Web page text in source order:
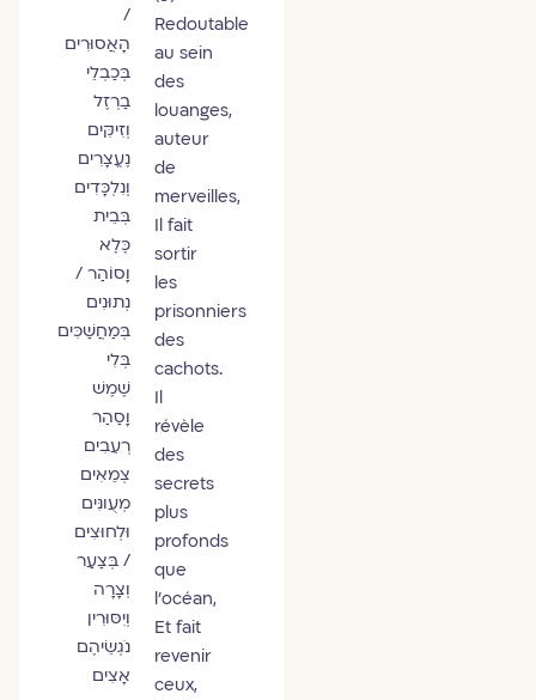
Redoutable
au sein
des
louanges,
auteur
de
merveilles,
Il fait
sortir
les
prisonniers
des
cachots.
révèle
des
secrets
plus
profonds
que
l’océan,
Et fait
revenir
ceux,
הָאֲסוּרִים
בְּכַבְלֵי
בַרְזֶל
וְזִיקִּים
נֶעֱצָרִים
וְנִלְכָּדִים
בְּבֵית
כֶּלֶא
וָסוֹהַר /
נְתוּנִים
בְּמַחֲשַׁכִּים
בְּלִי
שֶׁמֶשׁ‏‏‏
וָסַהַר
רְעֵבִים
צְמֵאִים
מְעֻונִּים
וּלְחוּצִים
/ בְּצַעַר
וְצָרָה
וְיִסּוּרִין
נֹגְשֵׂיהֶם
אָצִים